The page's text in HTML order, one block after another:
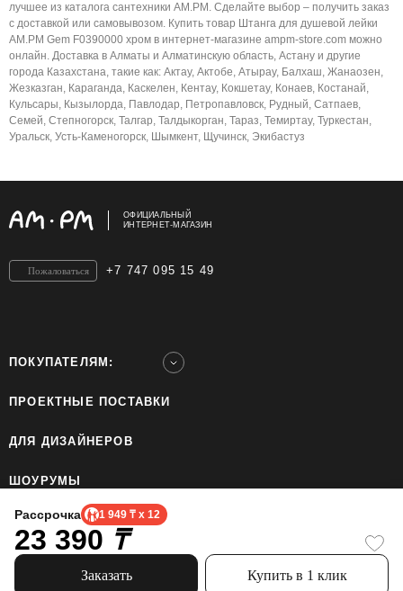
Рассрочка 1 949 ₸ x 12
23 390 ₸
Заказать Купить в 1 клик
лучшее из каталога сантехники AM.PM. Сделайте выбор – получить заказ
с доставкой или самовывозом. Купить товар Штанга для душевой лейки
AM.PM Gem F0390000 хром в интернет-магазине ampm-store.com можно
онлайн. Доставка в Алматы и Алматинскую область, Астану и другие
города Казахстана, такие как: Актау, Актобе, Атырау, Балхаш, Жанаозен,
Жезказган, Караганда, Каскелен, Кентау, Кокшетау, Конаев, Костанай,
Кульсары, Кызылорда, Павлодар, Петропавловск, Рудный, Сатпаев,
Семей, Степногорск, Талгар, Талдыкорган, Тараз, Темиртау, Туркестан,
Уральск, Усть-Каменогорск, Шымкент, Щучинск, Экибастуз
ОФИЦИАЛЬНЫЙ
ИНТЕРНЕТ-МАГАЗИН
+7 747 095 15 49
Пожаловаться
ПОКУПАТЕЛЯМ:
ПРОЕКТНЫЕ ПОСТАВКИ
ДЛЯ ДИЗАЙНЕРОВ
ШОУРУМЫ
ТОО «Home Ecology Center (Хоум Иколэджи Сэнтэ)», БИН: 190640023562. Все права
Политика конфиденциальности.
Официальный сайт бренда AM.PM использует cookie, чтобы сделать пользование
сайтом проще. Узнайте больше про использование cookie.